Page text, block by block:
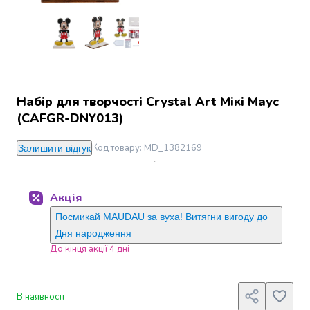
Джин
Ром
Текіла
і
наливки
Настоянки,
бальзами,
біттери
алкоголь
Слабоалкогольні
напої
меди
Набір для творчості Crystal Art Мікі Маус
(CAFGR-DNY013)
Залишити відгукКод товару: MD_1382169
Акція
Посмикай MAUDAU за вуха! Витягни вигоду до
Дня народження
До кінця акції 4 дні
В наявності